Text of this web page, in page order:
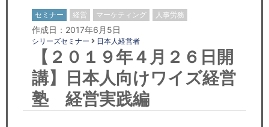
日本人にPR
コンサルティング
リサーチ
セミナー
セミナー 経営 マーケティング 人事労務
作成日：2017年6月5日
シリーズセミナー 日本人経営者
【２０１９年４月２６日開
講】日本人向けワイズ経営
塾 経営実践編